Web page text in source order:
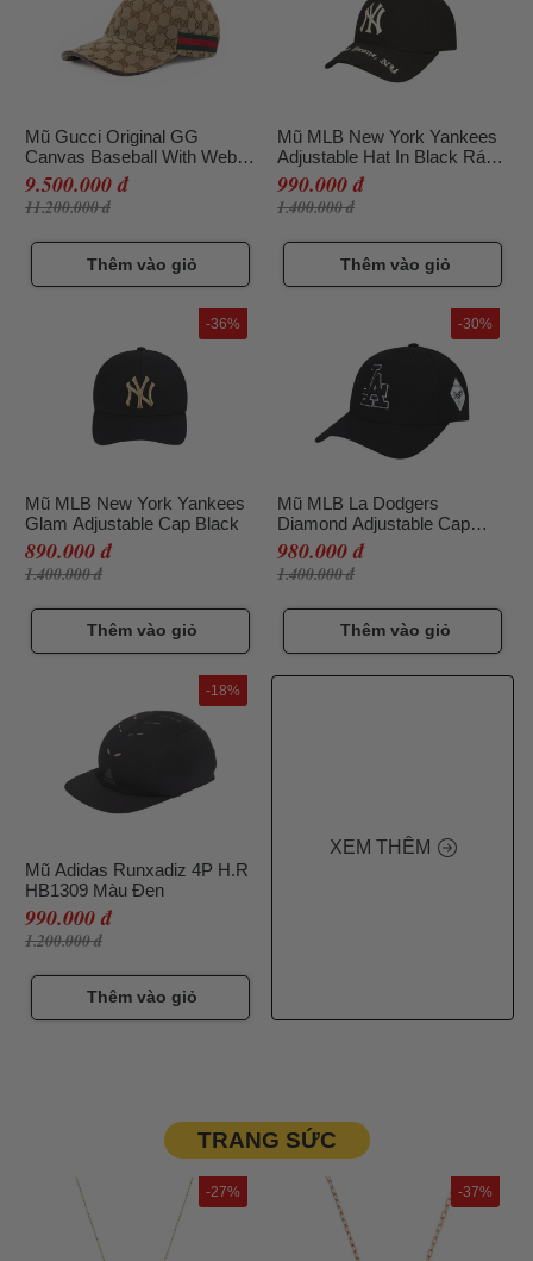
Mũ Gucci Original GG
Canvas Baseball With Web
Beige Size L
9.500.000 đ
11.200.000 đ
Thêm vào giỏ
Mũ MLB New York Yankees
Adjustable Hat In Black Rách
Viền
990.000 đ
1.400.000 đ
Thêm vào giỏ
Mũ MLB New York Yankees
Glam Adjustable Cap Black
890.000 đ
1.400.000 đ
-36%
Thêm vào giỏ
Mũ MLB La Dodgers
Diamond Adjustable Cap
Màu Đen
980.000 đ
1.400.000 đ
-30%
Thêm vào giỏ
Mũ Adidas Runxadiz 4P H.R
HB1309 Màu Đen
990.000 đ
1.200.000 đ
-18%
Thêm vào giỏ
XEM THÊM
TRANG SỨC
-27% -37%